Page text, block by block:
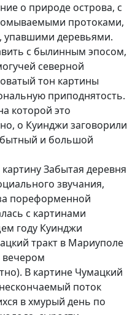
о природе острова, с
протоками,
упавшими деревьями.
с былинным эпосом,
северной
тон картины
приподнятость.
которой это
о Куинджи заговорили
и большой
Забытая деревня
звучания,
пореформенной
с картинами
году Куинджи
тракт в Мариуполе
вечером
В картине Чумацкий
поток
в хмурый день по